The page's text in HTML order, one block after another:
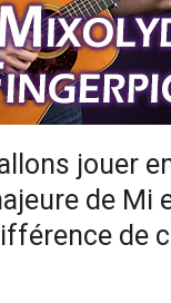
jouer
de Mi
de